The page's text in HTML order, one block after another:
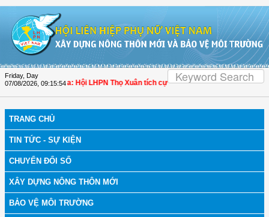
Friday, Day
07/08/2026 09:15:55
| Thanh Hóa: Hội LHPN Thọ Xuân tích cực góp phần nâng cao tỷ lệ người
TRANG CHỦ
TIN TỨC - SỰ KIỆN
CHUYỂN ĐỔI SỐ
XÂY DỰNG NÔNG THÔN MỚI
BẢO VỆ MÔI TRƯỜNG